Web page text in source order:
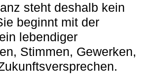
steht deshalb kein
beginnt mit der
lebendiger
Stimmen, Gewerken,